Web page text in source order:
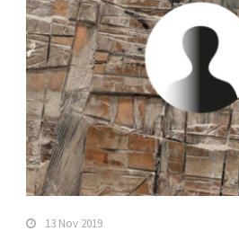
13 Nov 2019